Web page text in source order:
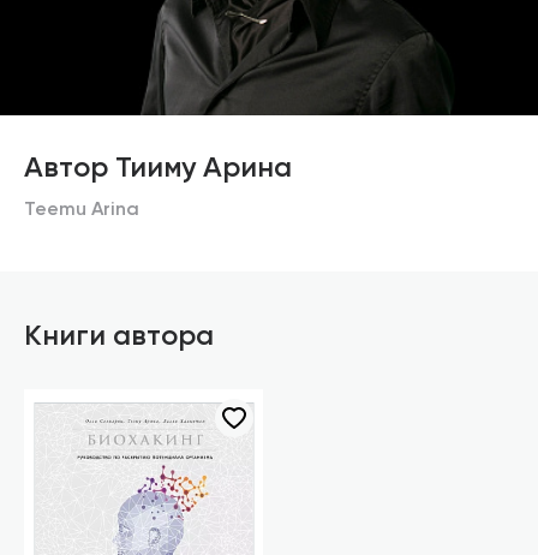
Автор Тииму Арина
Teemu Arina
Книги автора